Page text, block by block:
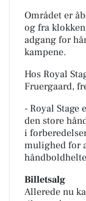
Området er
og fra
adgang for
kampene.
Hos Royal
Fruergaard,
- Royal Stage
den store
i
mulighed for
Billetsalg
Allerede nu